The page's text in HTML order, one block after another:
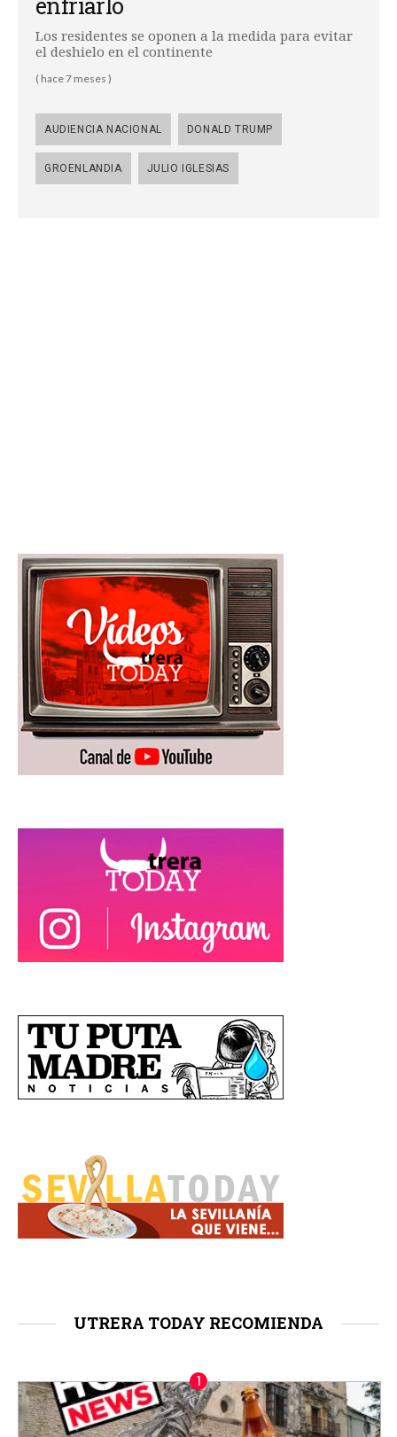
enfriarlo
Los residentes se oponen a la medida para evitar
el deshielo en el continente
( hace 7 meses )
AUDIENCIA NACIONAL DONALD TRUMP
GROENLANDIA JULIO IGLESIAS
UTRERA TODAY RECOMIENDA